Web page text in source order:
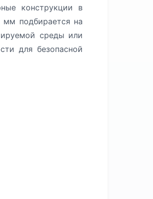
конструкции в
мм подбирается на
среды или
для безопасной